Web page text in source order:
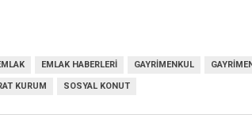
EMLAK HABERLERI GAYRIMENKUL
KURUM SOSYAL KONUT